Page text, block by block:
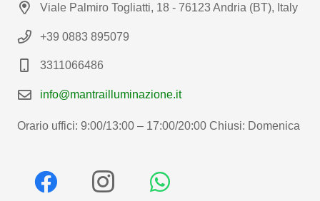
Viale Palmiro Togliatti, 18 - 76123 Andria (BT), Italy
+39 0883 895079
3311066486
info@mantrailluminazione.it
Orario uffici: 9:00/13:00 – 17:00/20:00 Chiusi: Domenica